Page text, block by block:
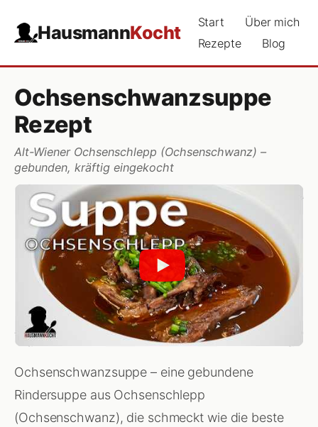
HausmannKocht Start
Über mich
Rezepte
Blog
Ochsenschwanzsuppe
Rezept
Alt-Wiener Ochsenschlepp (Ochsenschwanz) –
gebunden, kräftig eingekocht
Ochsenschwanzsuppe – eine gebundene
Rindersuppe aus Ochsenschlepp
(Ochsenschwanz), die schmeckt wie die beste